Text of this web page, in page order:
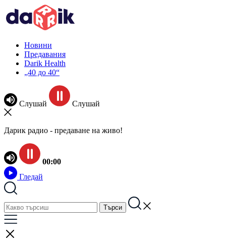
Новини
Предавания
Darik Health
„40 до 40“
Слушай Слушай
Дарик радио - предаване на живо!
00:00
Гледай